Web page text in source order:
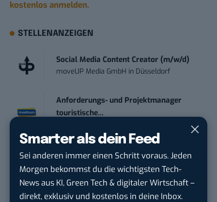
Smarter als dein Feed
Sei anderen immer einen Schritt voraus. Jeden
Morgen bekommst du die wichtigsten Tech-
News aus KI, Green Tech & digitaler Wirtschaft –
direkt, exklusiv und kostenlos in deine Inbox.
kostenlos anmelden.
STELLENANZEIGEN
Social Media Content Creator (m/w/d)
moveUP Media GmbH in Düsseldorf
Anforderungs- und Projektmanager
touristische...
IT Sales & Online Marketing Manager
(m/w/...
Instaffo GmbH inKarlsruhe